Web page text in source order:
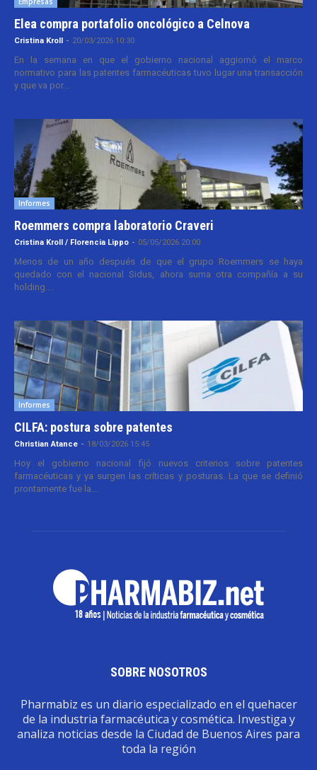
Elea compra portafolio oncológico a Celnova
Cristina Kroll - 20/03/2026 10:30
En la semana en que el gobierno nacional aggiornó el marco
normativo para las patentes farmacéuticas tuvo lugar una transacción
y que va por...
Informes
Roemmers compra laboratorio Craveri
Cristina Kroll / Florencia Lippo - 05/05/2026 20:00
Menos de un año después de que el grupo Roemmers se haya
quedado con el nacional Sidus, ahora suma otra compañía a su
holding....
Informes
CILFA: postura sobre patentes
Christian Atance - 18/03/2026 15:45
Hoy el gobierno nacional fijó nuevos criterios sobre patentes
farmacéuticas y ya surgen las críticas y posturas. La que se definió
prontamente fue la...
SOBRE NOSOTROS
Pharmabiz es un diario especializado en el quehacer
de la industria farmacéutica y cosmética. Investiga y
analiza noticias desde la Ciudad de Buenos Aires para
toda la región